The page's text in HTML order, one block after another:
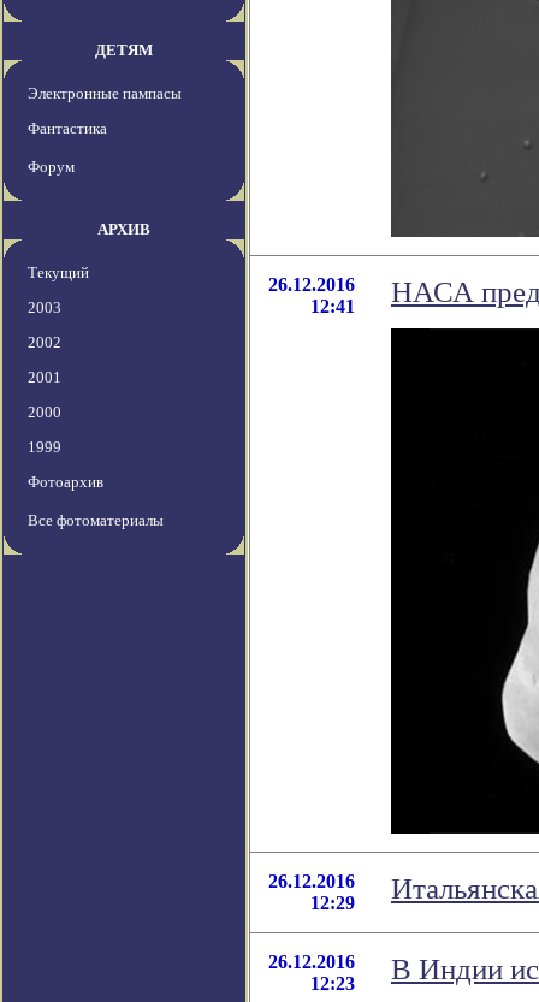
ДЕТЯМ
Электронные пампасы
Фантастика
Форум
АРХИВ
Текущий
2003
2002
2001
2000
1999
Фотоархив
Все фотоматериалы
26.12.2016
12:41
НАСА
26.12.2016
12:29
26.12.2016
12:23
В Индии